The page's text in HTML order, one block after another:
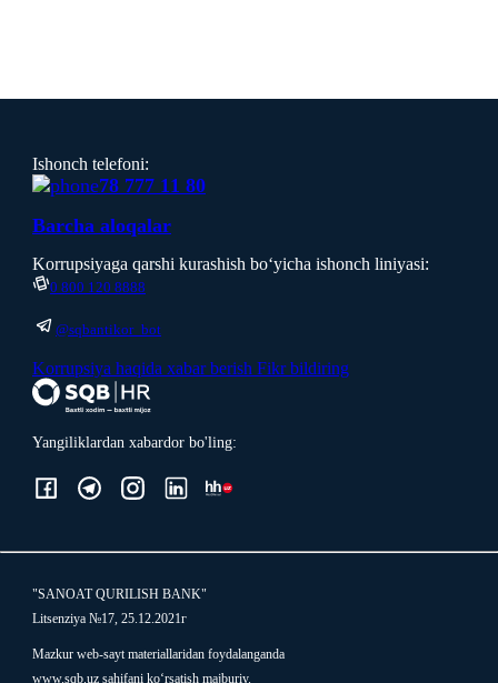
Ishonch telefoni:
78 777 11 80
Вarcha aloqalar
Korrupsiyaga qarshi kurashish boʻyicha ishonch liniyasi:
0 800 120 8888
@sqbantikor_bot
Korrupsiya haqida xabar berish Fikr bildiring
Yangiliklardan xabardor bo'ling:
"SANOAT QURILISH BANK"
Litsenziya №17, 25.12.2021г
Mazkur web-sayt materiallaridan foydalanganda
www.sqb.uz sahifani ko‘rsatish majburiy.